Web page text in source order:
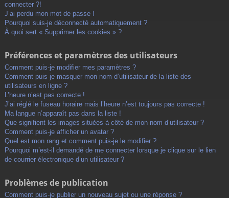
connecter ?!
J’ai perdu mon mot de passe !
Pourquoi suis-je déconnecté automatiquement ?
À quoi sert « Supprimer les cookies » ?
Préférences et paramètres des utilisateurs
Comment puis-je modifier mes paramètres ?
Comment puis-je masquer mon nom d’utilisateur de la liste des
utilisateurs en ligne ?
L’heure n’est pas correcte !
J’ai réglé le fuseau horaire mais l’heure n’est toujours pas correcte !
Ma langue n’apparaît pas dans la liste !
Que signifient les images situées à côté de mon nom d’utilisateur ?
Comment puis-je afficher un avatar ?
Quel est mon rang et comment puis-je le modifier ?
Pourquoi m’est-il demandé de me connecter lorsque je clique sur le lien
de courrier électronique d’un utilisateur ?
Problèmes de publication
Comment puis-je publier un nouveau sujet ou une réponse ?